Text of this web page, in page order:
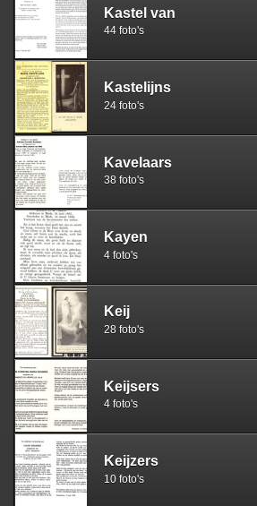
Kastel van
44 foto's
Kastelijns
24 foto's
Kavelaars
38 foto's
Kayen
4 foto's
Keij
28 foto's
Keijsers
4 foto's
Keijzers
10 foto's